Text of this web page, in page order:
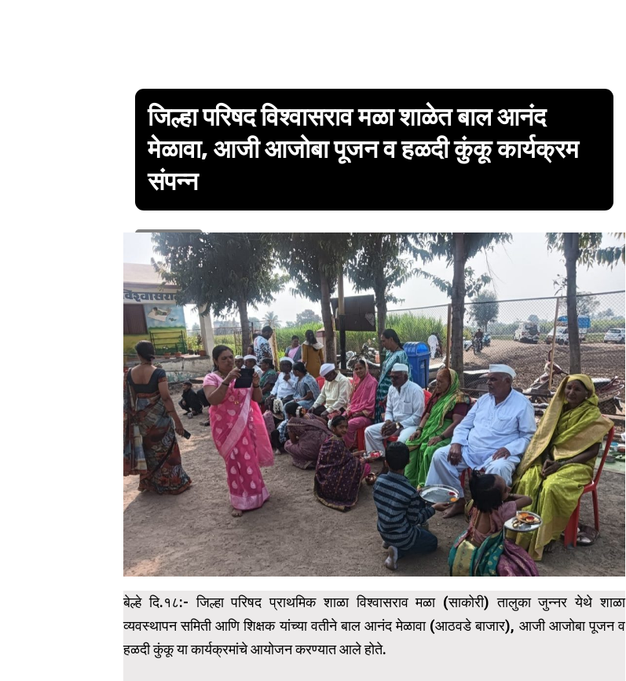
जिल्हा परिषद विश्वासराव मळा शाळेत बाल आनंद
मेळावा, आजी आजोबा पूजन व हळदी कुंकू कार्यक्रम
संपन्न
1 min read
बेल्हे दि.१८:- जिल्हा परिषद प्राथमिक शाळा विश्वासराव मळा (साकोरी) तालुका जुन्नर येथे शाळा
व्यवस्थापन समिती आणि शिक्षक यांच्या वतीने बाल आनंद मेळावा (आठवडे बाजार), आजी आजोबा पूजन व
हळदी कुंकू या कार्यक्रमांचे आयोजन करण्यात आले होते.